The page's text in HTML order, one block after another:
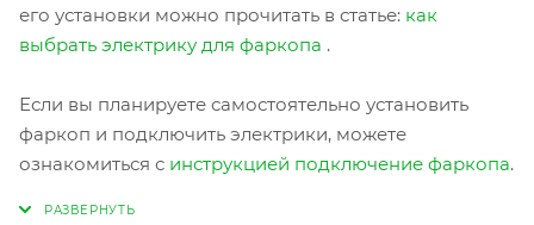
его установки можно прочитать в статье: как
выбрать электрику для фаркопа .
Если вы планируете самостоятельно установить
фаркоп и подключить электрики, можете
ознакомиться с инструкцией подключение фаркопа.